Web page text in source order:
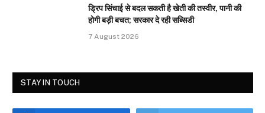
ड्रिप सिंचाई से बदल सकती है खेती की तस्वीर, पानी की
होगी बड़ी बचत; सरकार दे रही सब्सिडी
7 August 2026
STAY IN TOUCH